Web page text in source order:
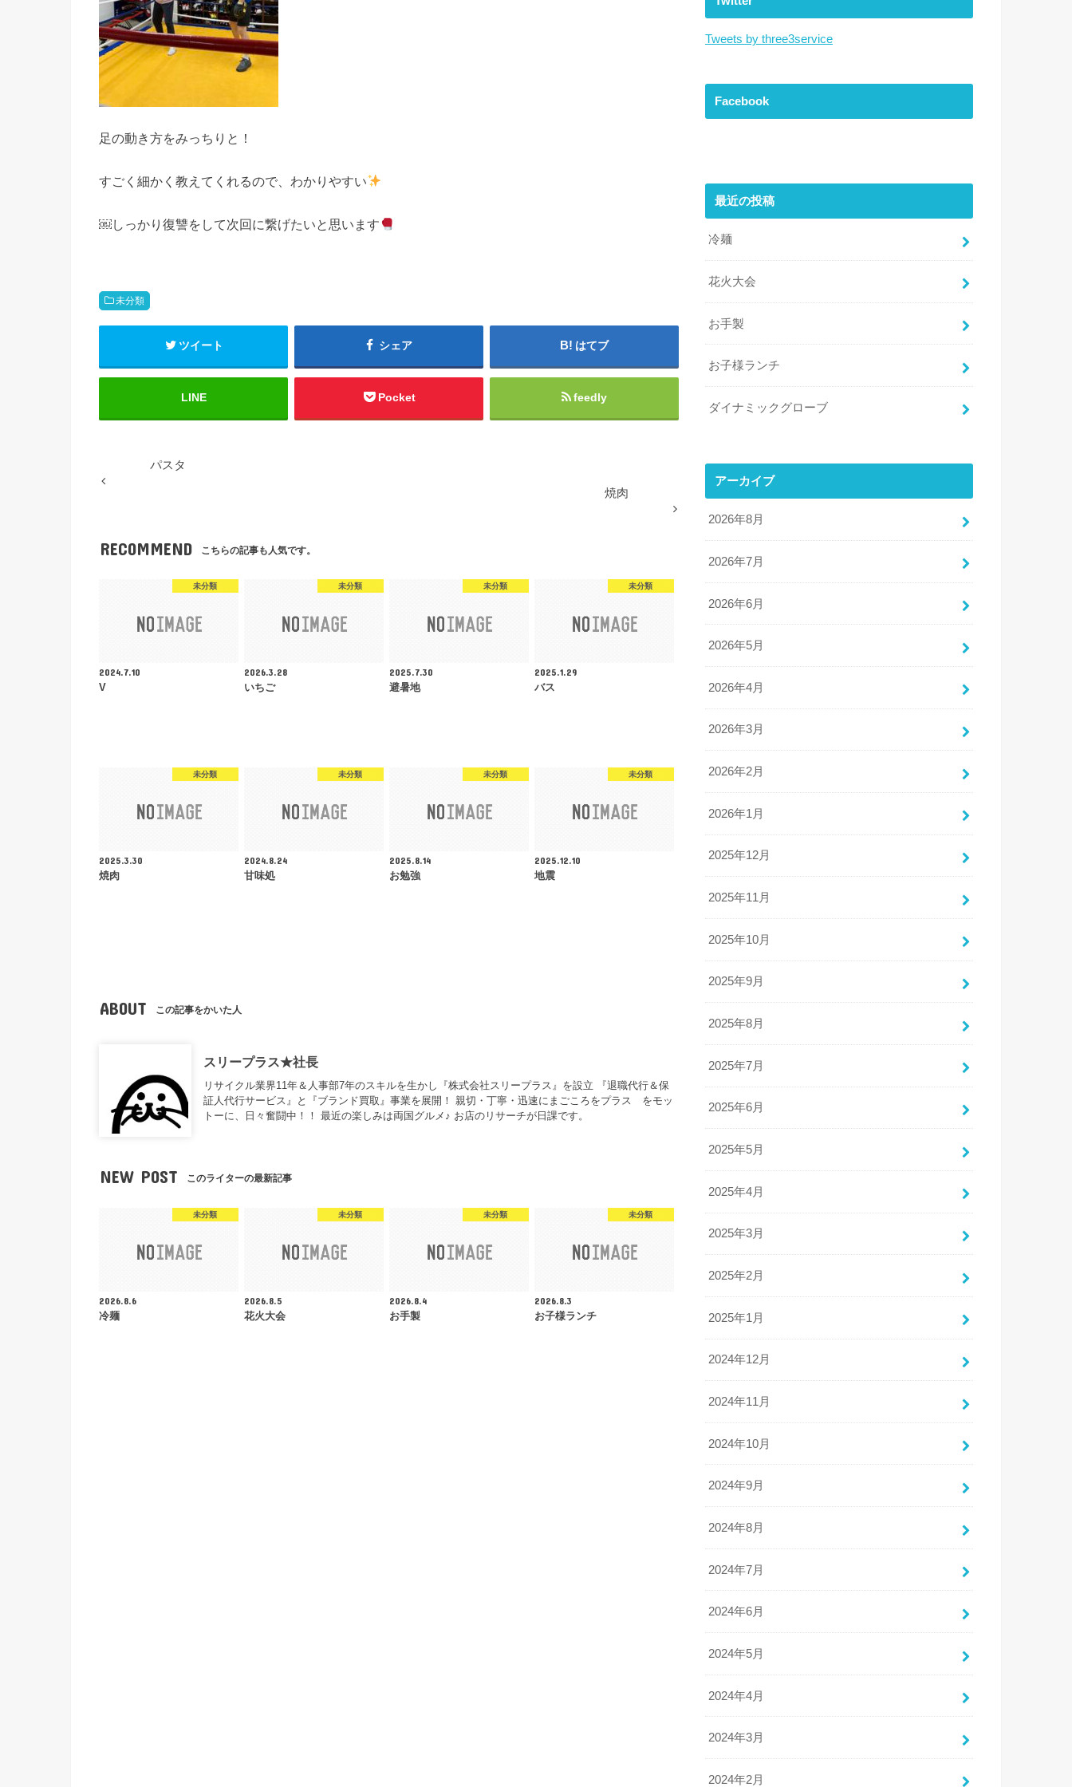
足の動き方をみっちりと！
すごく細かく教えてくれるので、わかりやすい
￼しっかり復讐をして次回に繋げたいと思います
未分類
ツイート シェア はてブ
LINE Pocket feedly
パスタ
焼肉
RECOMMEND こちらの記事も人気です。
未分類
2024.7.10
V
未分類
2026.3.28
いちご
未分類
2025.7.30
避暑地
未分類
2025.1.29
バス
未分類
2025.3.30
焼肉
未分類
2024.8.24
甘味処
未分類
2025.8.14
お勉強
未分類
2025.12.10
地震
ABOUT この記事をかいた人
スリープラス★社長
リサイクル業界11年＆人事部7年のスキルを生かし『株式会社スリープラス』を設立 『退職代行＆保
証人代行サービス』と『ブランド買取』事業を展開！ 親切・丁寧・迅速にまごころをプラス をモッ
トーに、日々奮闘中！！ 最近の楽しみは両国グルメ♪ お店のリサーチが日課です。
NEW POST このライターの最新記事
未分類
2026.8.6
冷麺
未分類
2026.8.5
花火大会
未分類
2026.8.4
お手製
未分類
2026.8.3
お子様ランチ
Tweets by three3service
Facebook
最近の投稿
冷麺
花火大会
お手製
お子様ランチ
ダイナミックグローブ
アーカイブ
2026年8月
2026年7月
2026年6月
2026年5月
2026年4月
2026年3月
2026年2月
2026年1月
2025年12月
2025年11月
2025年10月
2025年9月
2025年8月
2025年7月
2025年6月
2025年5月
2025年4月
2025年3月
2025年2月
2025年1月
2024年12月
2024年11月
2024年10月
2024年9月
2024年8月
2024年7月
2024年6月
2024年5月
2024年4月
2024年3月
2024年2月